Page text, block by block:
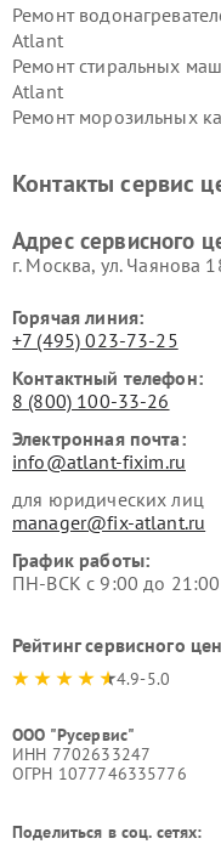
Ремонт
Atlant
Ремонт стиральных
Atlant
Ремонт морозильных
Контакты сервис
Адрес сервисного
г. Москва, ул. Чаянова
Горячая линия:
+7 (495) 023-73-25
Контактный телефон:
8 (800) 100-33-26
Электронная почта:
info@atlant-fixim.ru
для юридических лиц
manager@fix-atlant.ru
График работы:
ПН-ВСК с 9:00 до
Рейтинг сервисного
4.9-5.0
ООО "Русервис"
ИНН 7702633247
ОГРН 1077746335776
Поделиться в соц. сетях: